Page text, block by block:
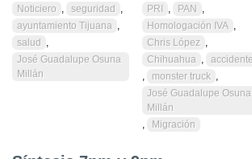
Noticiero , seguridad
,
ayuntamiento Tijuana ,
salud
,
José Guadalupe Osuna
Millán
PRI , PAN
,
Homologación IVA ,
Chris López ,
Chihuahua ,
accidente
,
monster truck ,
José Guadalupe Osuna
Millán
,
Migración